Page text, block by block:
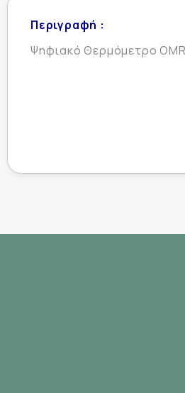
Περιγραφή :
Ψηφιακό Θερμόμετρο